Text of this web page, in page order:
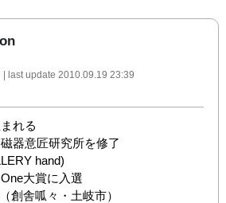
| last update 2010.09.19 23:39
れる
器意匠研究所を修了
hand)
大賞に入選
々・土岐市）